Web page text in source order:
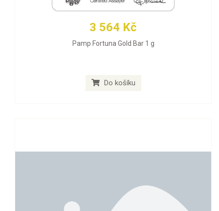
3 564 Kč
Pamp Fortuna Gold Bar 1 g
Do košíku